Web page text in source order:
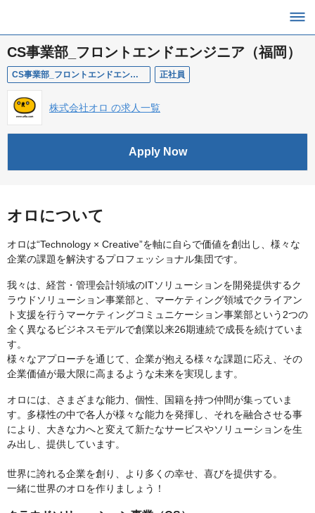
CS事業部_フロントエンドエンジニア（福岡）
CS事業部_フロントエンドエンジニア（福岡） 正社員
株式会社オロ の求人一覧
Apply Now
オロについて
オロは“Technology × Creative”を軸に自らで価値を創出し、様々な
企業の課題を解決するプロフェッショナル集団です。
我々は、経営・管理会計領域のITソリューションを開発提供するク
ラウドソリューション事業部と、マーケティング領域でクライアン
ト支援を行うマーケティングコミュニケーション事業部という2つの
全く異なるビジネスモデルで創業以来26期連続で成長を続けていま
す。
様々なアプローチを通じて、企業が抱える様々な課題に応え、その
企業価値が最大限に高まるような未来を実現します。
オロには、さまざまな能力、個性、国籍を持つ仲間が集っていま
す。多様性の中で各人が様々な能力を発揮し、それを融合させる事
により、大きな力へと変えて新たなサービスやソリューションを生
み出し、提供しています。
世界に誇れる企業を創り、より多くの幸せ、喜びを提供する。
一緒に世界のオロを作りましょう！